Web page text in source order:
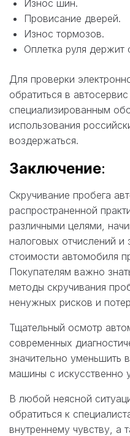
Износ шин.
Провисание дверей.
Износ тормозов.
Оплетка руля держит
Для проверки
обратиться в
специализированным
использования
воздержаться.
Заключение:
Скручивание пробега
распространенной
различными целями,
налоговых отчислений
стоимости автомобиля
Покупателям важно
методы скручивания
ненужных рисков и
Тщательный осмотр
современных
значительно уменьшить
машины с искусственно
В любой неясной
обратиться к
внутреннему чувству, а